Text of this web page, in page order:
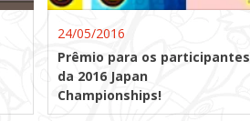
24/05/2016
Prêmio para os participantes
da 2016 Japan
Championships!